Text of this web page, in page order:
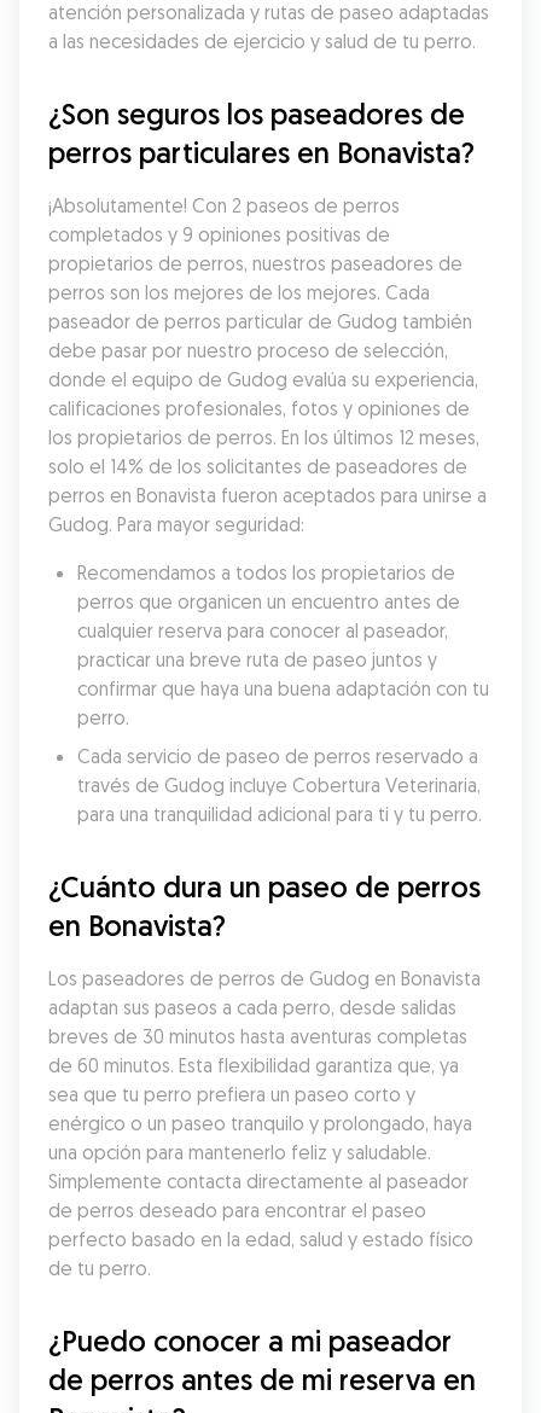
atención personalizada y rutas de paseo adaptadas
a las necesidades de ejercicio y salud de tu perro.
¿Son seguros los paseadores de
perros particulares en Bonavista?
¡Absolutamente! Con 2 paseos de perros
completados y 9 opiniones positivas de
propietarios de perros, nuestros paseadores de
perros son los mejores de los mejores. Cada
paseador de perros particular de Gudog también
debe pasar por nuestro proceso de selección,
donde el equipo de Gudog evalúa su experiencia,
calificaciones profesionales, fotos y opiniones de
los propietarios de perros. En los últimos 12 meses,
solo el 14% de los solicitantes de paseadores de
perros en Bonavista fueron aceptados para unirse a
Gudog. Para mayor seguridad:
Recomendamos a todos los propietarios de
perros que organicen un encuentro antes de
cualquier reserva para conocer al paseador,
practicar una breve ruta de paseo juntos y
confirmar que haya una buena adaptación con tu
perro.
Cada servicio de paseo de perros reservado a
través de Gudog incluye Cobertura Veterinaria,
para una tranquilidad adicional para ti y tu perro.
¿Cuánto dura un paseo de perros
en Bonavista?
Los paseadores de perros de Gudog en Bonavista
adaptan sus paseos a cada perro, desde salidas
breves de 30 minutos hasta aventuras completas
de 60 minutos. Esta flexibilidad garantiza que, ya
sea que tu perro prefiera un paseo corto y
enérgico o un paseo tranquilo y prolongado, haya
una opción para mantenerlo feliz y saludable.
Simplemente contacta directamente al paseador
de perros deseado para encontrar el paseo
perfecto basado en la edad, salud y estado físico
de tu perro.
¿Puedo conocer a mi paseador
de perros antes de mi reserva en